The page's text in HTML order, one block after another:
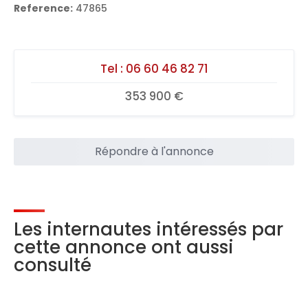
Reference: 47865
Tel : 06 60 46 82 71
353 900 €
Répondre à l'annonce
Les internautes intéressés par
cette annonce ont aussi
consulté